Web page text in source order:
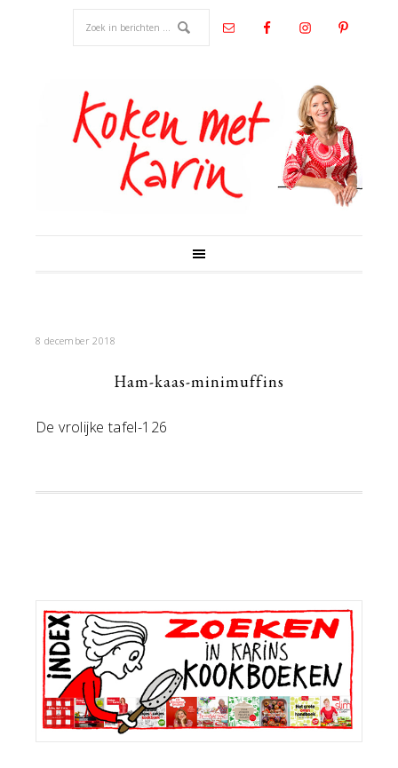
8 december 2018
Ham-kaas-minimuffins
De vrolijke tafel-126
Primaire
Sidebar